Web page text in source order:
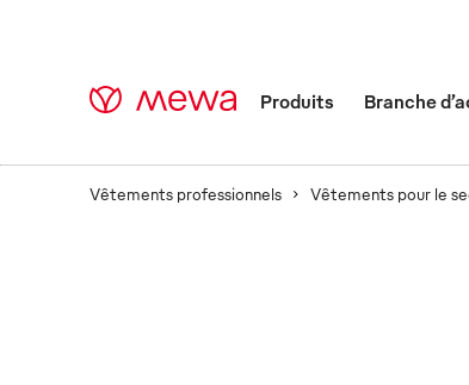
Produits Branche
Vêtements professionnels Vêtements pour le